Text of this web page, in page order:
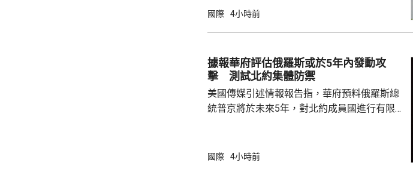
決表示歡迎，認為此舉減輕公司被列入名單所
里巴巴、百度及比亞迪等中國企業，列為支援
中國軍方的實體，多間被列入名單的公司事...
國際 4小時前
據報華府評估俄羅斯或於5年內發動攻
擊 測試北約集體防禦
美國傳媒引述情報報告指，華府預料俄羅斯總
統普京將於未來5年，對北約成員國進行有限
性，包括網絡攻擊或小規模入侵等，最有可能
國際 4小時前